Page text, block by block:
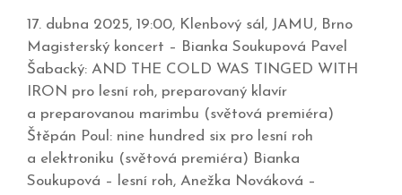
17. dubna 2025, 19:00, Klenbový sál, JAMU, Brno
Magisterský koncert – Bianka Soukupová Pavel
Šabacký: AND THE COLD WAS TINGED WITH
IRON pro lesní roh, preparovaný klavír
a preparovanou marimbu (světová premiéra)
Štěpán Poul: nine hundred six pro lesní roh
a elektroniku (světová premiéra) Bianka
Soukupová – lesní roh, Anežka Nováková –